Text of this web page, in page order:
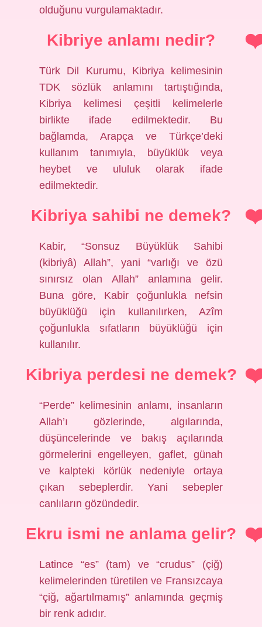
olduğunu vurgulamaktadır.
Kibriye anlamı nedir?
Türk Dil Kurumu, Kibriya kelimesinin
TDK sözlük anlamını tartıştığında,
Kibriya kelimesi çeşitli kelimelerle
birlikte ifade edilmektedir. Bu
bağlamda, Arapça ve Türkçe’deki
kullanım tanımıyla, büyüklük veya
heybet ve ululuk olarak ifade
edilmektedir.
Kibriya sahibi ne demek?
Kabir, “Sonsuz Büyüklük Sahibi
(kibriyâ) Allah”, yani “varlığı ve özü
sınırsız olan Allah” anlamına gelir.
Buna göre, Kabir çoğunlukla nefsin
büyüklüğü için kullanılırken, Azîm
çoğunlukla sıfatların büyüklüğü için
kullanılır.
Kibriya perdesi ne demek?
“Perde” kelimesinin anlamı, insanların
Allah’ı gözlerinde, algılarında,
düşüncelerinde ve bakış açılarında
görmelerini engelleyen, gaflet, günah
ve kalpteki körlük nedeniyle ortaya
çıkan sebeplerdir. Yani sebepler
canlıların gözündedir.
Ekru ismi ne anlama gelir?
Latince “es” (tam) ve “crudus” (çiğ)
kelimelerinden türetilen ve Fransızcaya
“çiğ, ağartılmamış” anlamında geçmiş
bir renk adıdır.